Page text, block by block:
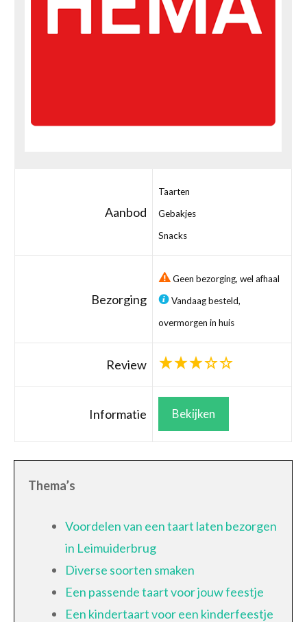
Aanbod
Taarten
Gebakjes
Snacks
Bezorging
Geen bezorging, wel afhaal
Vandaag besteld,
overmorgen in huis
Review
Informatie Bekijken
Thema’s
Voordelen van een taart laten bezorgen
in Leimuiderbrug
Diverse soorten smaken
Een passende taart voor jouw feestje
Een kindertaart voor een kinderfeestje